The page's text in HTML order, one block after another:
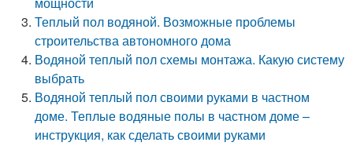
Теплый пол водяной. Возможные проблемы
строительства автономного дома
Водяной теплый пол схемы монтажа. Какую систему
выбрать
Водяной теплый пол своими руками в частном
доме. Теплые водяные полы в частном доме –
инструкция, как сделать своими руками